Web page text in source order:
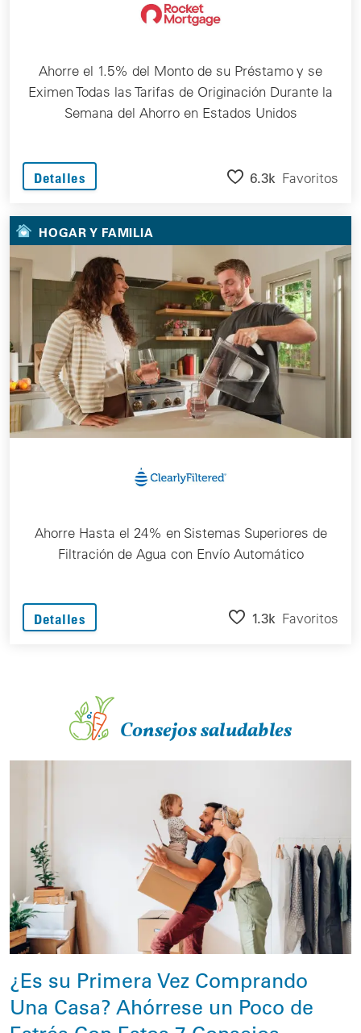
Ahorre el 1.5% del Monto de su Préstamo y se
Eximen Todas las Tarifas de Originación Durante la
Semana del Ahorro en Estados Unidos
Detalles 6.3k Favoritos
HOGAR Y FAMILIA
Ahorre Hasta el 24% en Sistemas Superiores de
Filtración de Agua con Envío Automático
Detalles 1.3k Favoritos
Consejos saludables
¿Es su Primera Vez Comprando
Una Casa? Ahórrese un Poco de